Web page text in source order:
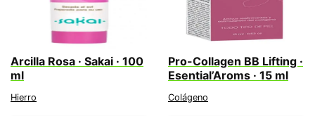
Arcilla Rosa · Sakai · 100
ml
Hierro
Pro-Collagen BB Lifting ·
Esential’Aroms · 15 ml
Colágeno